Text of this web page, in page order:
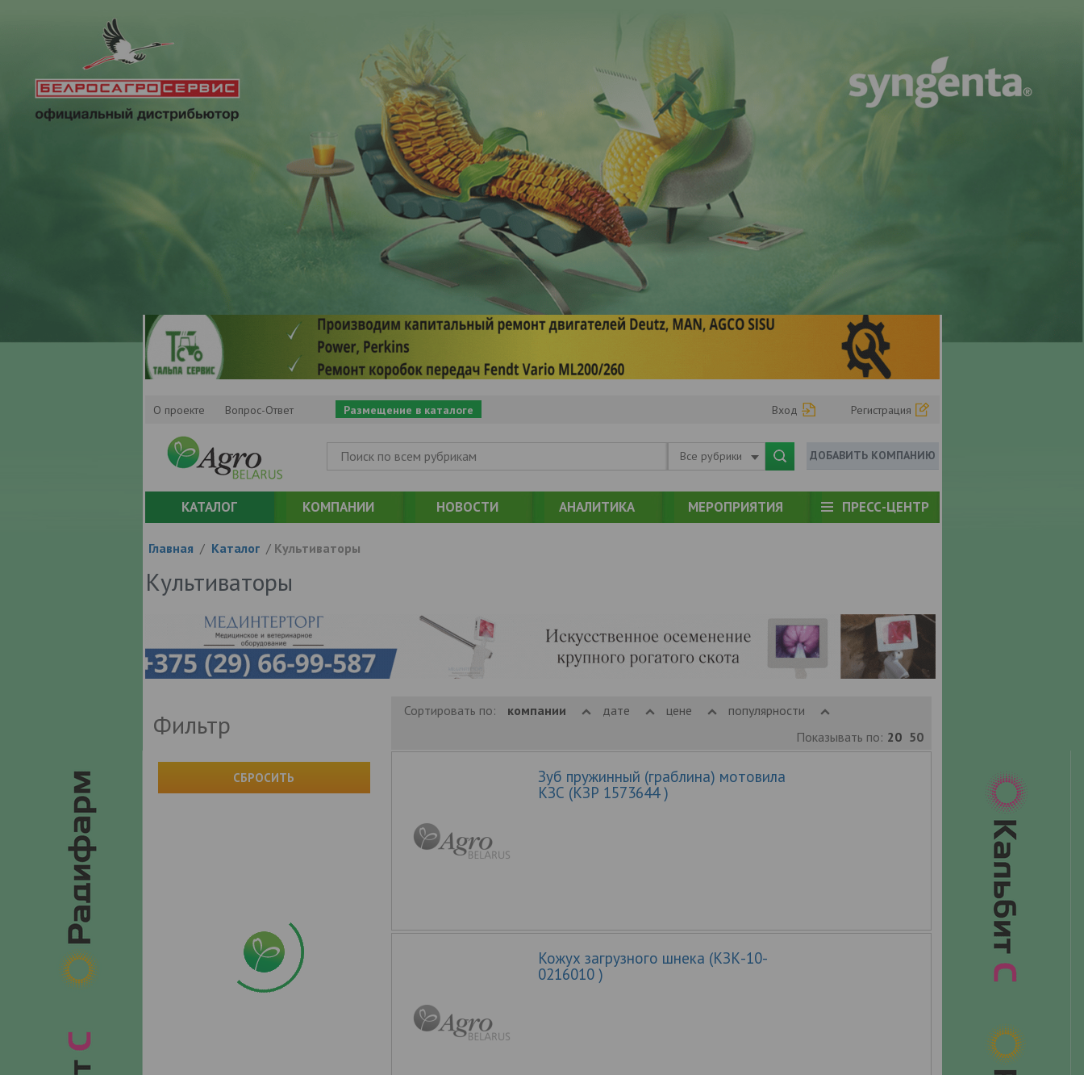
О проекте Вопрос-Ответ Размещение в каталоге Вход Регистрация
Все рубрики ДОБАВИТЬ КОМПАНИЮ
КАТАЛОГ КОМПАНИИ НОВОСТИ АНАЛИТИКА МЕРОПРИЯТИЯ ПРЕСС-ЦЕНТР
Главная / Каталог / Культиваторы
Культиваторы
Сортировать по: компании дате цене
популярности
Показывать по: 20 50
Фильтр
СБРОСИТЬ
Зуб пружинный (граблина) мотовила
КЗС (КЗР 1573644 )
Кожух загрузного шнека (КЗК-10-
0216010 )